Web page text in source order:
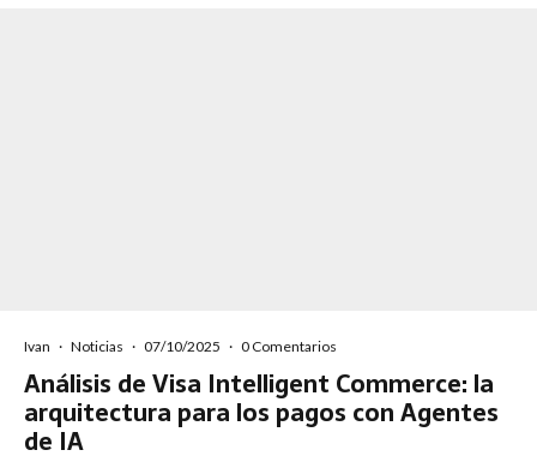
Ivan · Noticias · 07/10/2025 · 0 Comentarios
Análisis de Visa Intelligent Commerce: la
arquitectura para los pagos con Agentes
de IA